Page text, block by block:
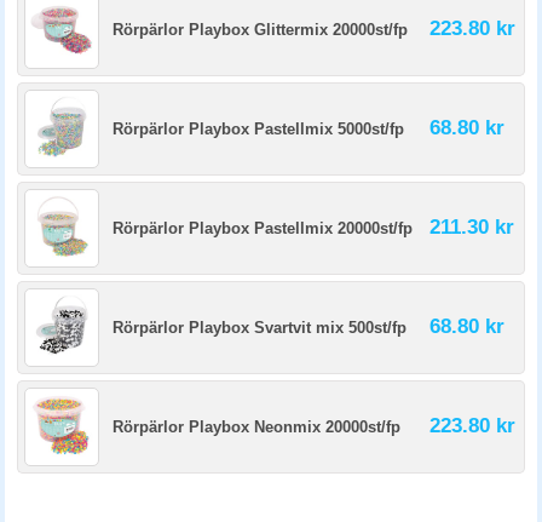
Rörpärlor Playbox Glittermix 20000st/fp 223.80 kr
Rörpärlor Playbox Pastellmix 5000st/fp 68.80 kr
Rörpärlor Playbox Pastellmix 20000st/fp 211.30 kr
Rörpärlor Playbox Svartvit mix 500st/fp 68.80 kr
Rörpärlor Playbox Neonmix 20000st/fp 223.80 kr